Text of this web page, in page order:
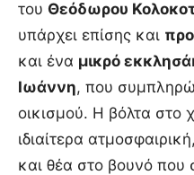
του Θεόδωρου
υπάρχει επίσης και
και ένα μικρό
Ιωάννη, που
οικισμού. Η βόλτα στο
ιδιαίτερα
και θέα στο βουνό που